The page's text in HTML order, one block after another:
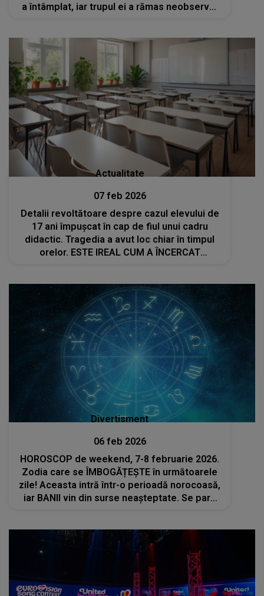
a întâmplat, iar trupul ei a rămas neobservat
Actualitate
07 feb 2026
Detalii revoltătoare despre cazul elevului de
17 ani împușcat în cap de fiul unui cadru
didactic. Tragedia a avut loc chiar în timpul
orelor. ESTE IREAL CUM A ÎNCERCAT
Divertisment
06 feb 2026
HOROSCOP de weekend, 7-8 februarie 2026.
Zodia care se ÎMBOGĂȚEȘTE în următoarele
zile! Aceasta intră într-o perioadă norocoasă,
iar BANII vin din surse neașteptate. Se pare